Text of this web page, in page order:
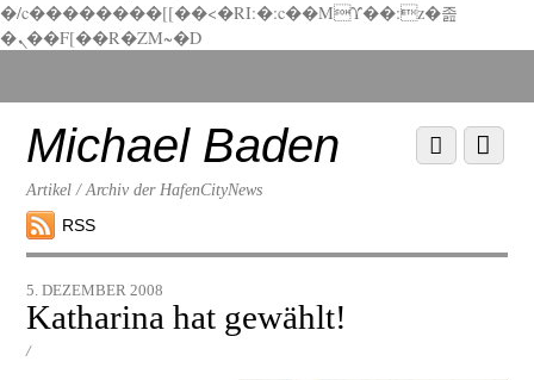
�/c��������[[��<�RI:�:c��MΎ��:z�졾
�ܢ��F[��R�ZM~�D
down
contentMichael Baden
Artikel / Archiv der HafenCityNews
RSS
Menu
Scroll
down
5. DEZEMBER 2008
Katharina hat gewählt!
/